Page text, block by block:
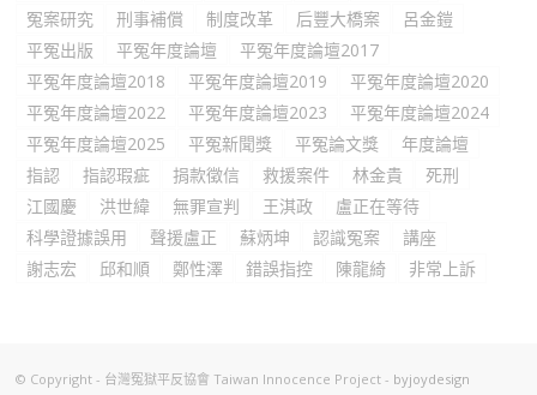
冤案研究
刑事補償 制度改革 后豐大橋案
呂金鎧
平冤出版
平冤年度論壇
平冤年度論壇2017
平冤年度論壇2018
平冤年度論壇2019
平冤年度論壇2020
平冤年度論壇2022
平冤年度論壇2023
平冤年度論壇2024
平冤年度論壇2025
平冤新聞獎 平冤論文獎
年度論壇
指認
指認瑕疵 捐款徵信 救援案件 林金貴
死刑
江國慶
洪世緯 無罪宣判 王淇政
盧正在等待
科學證據誤用
聲援盧正 蘇炳坤 認識冤案
講座
謝志宏
邱和順 鄭性澤 錯誤指控 陳龍綺 非常上訴
© Copyright - 台灣冤獄平反協會 Taiwan Innocence Project - byjoydesign